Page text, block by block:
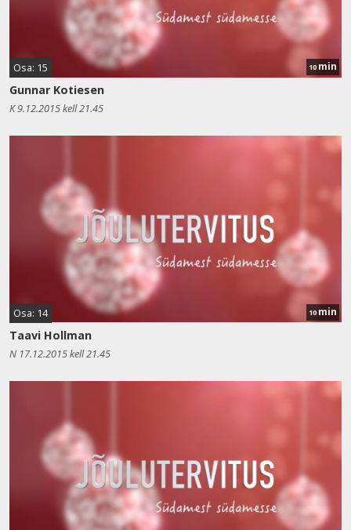
Osa: 15 10 min
Gunnar Kotiesen
K 9.12.2015 kell 21.45
Osa: 14 10 min
Taavi Hollman
N 17.12.2015 kell 21.45